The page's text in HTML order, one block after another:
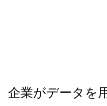
企業がデータを